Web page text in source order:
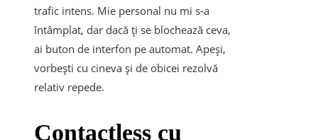
trafic intens. Mie personal nu mi s-a
întâmplat, dar dacă ți se blochează ceva,
ai buton de interfon pe automat. Apeși,
vorbești cu cineva și de obicei rezolvă
relativ repede.
Contactless cu